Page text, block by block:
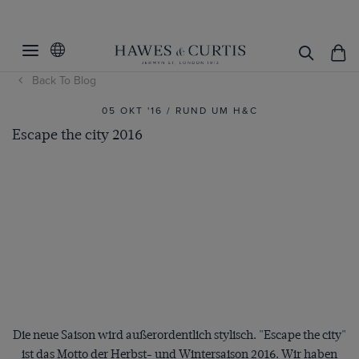
Back To Blog
05 OKT '16 / RUND UM H&C
Escape the city 2016
Die neue Saison wird außerordentlich stylisch. "Escape the city"
ist das Motto der Herbst- und Wintersaison 2016. Wir haben